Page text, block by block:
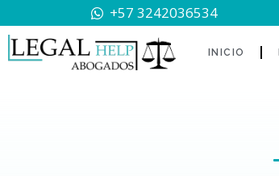
+57 3242036534
INICIO